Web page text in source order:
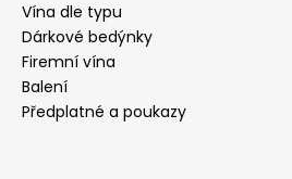
Vína dle typu
Dárkové bedýnky
Firemní vína
Balení
Předplatné a poukazy